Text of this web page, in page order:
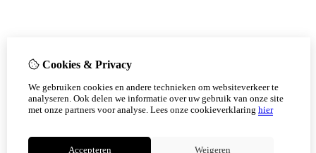
Cookies & Privacy
We gebruiken cookies en andere technieken om websiteverkeer te
analyseren. Ook delen we informatie over uw gebruik van onze site
met onze partners voor analyse. Lees onze cookieverklaring hier
Accepteren Weigeren